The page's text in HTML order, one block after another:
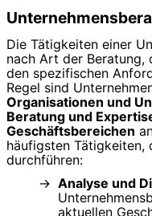
Die Tätigkeiten einer
nach Art der Beratung,
den spezifischen
Regel sind
Organisationen und
Beratung und
Geschäftsbereichen
häufigsten Tätigkeiten,
durchführen:
Analyse und
aktuellen